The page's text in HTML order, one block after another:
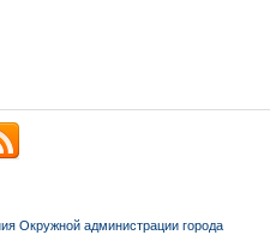
Окружной администрации города